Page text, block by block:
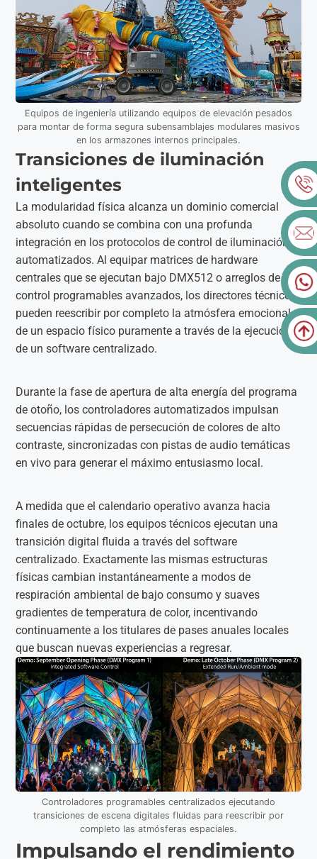
Equipos de ingeniería utilizando equipos de elevación pesados
para montar de forma segura subensamblajes modulares masivos
en los armazones internos principales.
Transiciones de iluminación
inteligentes
La modularidad física alcanza un dominio comercial
absoluto cuando se combina con una profunda
integración en los protocolos de control de iluminación
automatizados. Al equipar matrices de hardware
centrales que se ejecutan bajo DMX512 o arreglos de
control programables avanzados, los directores técnicos
pueden reescribir por completo la atmósfera emocional
de un espacio físico puramente a través de la ejecución
de un software centralizado.
Durante la fase de apertura de alta energía del programa
de otoño, los controladores automatizados impulsan
secuencias rápidas de persecución de colores de alto
contraste, sincronizadas con pistas de audio temáticas
en vivo para generar el máximo entusiasmo local.
A medida que el calendario operativo avanza hacia
finales de octubre, los equipos técnicos ejecutan una
transición digital fluida a través del software
centralizado. Exactamente las mismas estructuras
físicas cambian instantáneamente a modos de
respiración ambiental de bajo consumo y suaves
gradientes de temperatura de color, incentivando
continuamente a los titulares de pases anuales locales
que buscan nuevas experiencias a regresar.
Controladores programables centralizados ejecutando
transiciones de escena digitales fluidas para reescribir por
completo las atmósferas espaciales.
Impulsando el rendimiento